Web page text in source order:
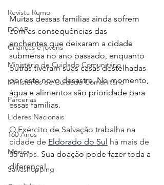
Revista Rumo
DOAR
Crianças e jovens
Ministério de Cuidado Comunitário
Ministérios de Cuidado Comunitário
Parcerias
Líderes Nacionais
160 Anos
Música
Salvashopping
Muitas dessas famílias ainda sofrem
com as consequências das
enchentes que deixaram a cidade
submersa no ano passado, enquanto
outras tiveram suas casas destelhadas
por este novo desastre. No momento,
água e alimentos são prioridade para
essas famílias.
O Exército de Salvação trabalha na
cidade de Eldorado do Sul há mais de
35 anos. Sua doação pode fazer toda a
diferença!